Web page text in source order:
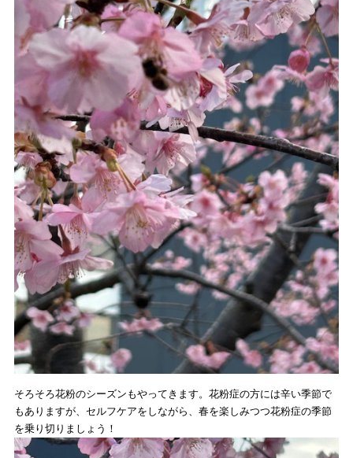
そろそろ花粉のシーズンもやってきます。花粉症の方には辛い季節で
もありますが、セルフケアをしながら、春を楽しみつつ花粉症の季節
を乗り切りましょう！